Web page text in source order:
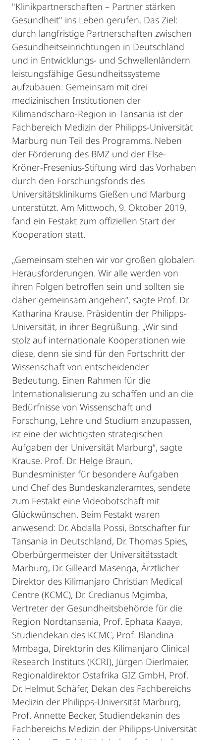
"Klinikpartnerschaften – Partner stärken
Gesundheit" ins Leben gerufen. Das Ziel:
durch langfristige Partnerschaften zwischen
Gesundheitseinrichtungen in Deutschland
und in Entwicklungs- und Schwellenländern
leistungsfähige Gesundheitssysteme
aufzubauen. Gemeinsam mit drei
medizinischen Institutionen der
Kilimandscharo-Region in Tansania ist der
Fachbereich Medizin der Philipps-Universität
Marburg nun Teil des Programms. Neben
der Förderung des BMZ und der Else-
Kröner-Fresenius-Stiftung wird das Vorhaben
durch den Forschungsfonds des
Universitätsklinikums Gießen und Marburg
unterstützt. Am Mittwoch, 9. Oktober 2019,
fand ein Festakt zum offiziellen Start der
Kooperation statt.
„Gemeinsam stehen wir vor großen globalen
Herausforderungen. Wir alle werden von
ihren Folgen betroffen sein und sollten sie
daher gemeinsam angehen“, sagte Prof. Dr.
Katharina Krause, Präsidentin der Philipps-
Universität, in ihrer Begrüßung. „Wir sind
stolz auf internationale Kooperationen wie
diese, denn sie sind für den Fortschritt der
Wissenschaft von entscheidender
Bedeutung. Einen Rahmen für die
Internationalisierung zu schaffen und an die
Bedürfnisse von Wissenschaft und
Forschung, Lehre und Studium anzupassen,
ist eine der wichtigsten strategischen
Aufgaben der Universität Marburg“, sagte
Krause. Prof. Dr. Helge Braun,
Bundesminister für besondere Aufgaben
und Chef des Bundeskanzleramtes, sendete
zum Festakt eine Videobotschaft mit
Glückwünschen. Beim Festakt waren
anwesend: Dr. Abdalla Possi, Botschafter für
Tansania in Deutschland, Dr. Thomas Spies,
Oberbürgermeister der Universitätsstadt
Marburg, Dr. Gilleard Masenga, Ärztlicher
Direktor des Kilimanjaro Christian Medical
Centre (KCMC), Dr. Credianus Mgimba,
Vertreter der Gesundheitsbehörde für die
Region Nordtansania, Prof. Ephata Kaaya,
Studiendekan des KCMC, Prof. Blandina
Mmbaga, Direktorin des Kilimanjaro Clinical
Research Instituts (KCRI), Jürgen Dierlmaier,
Regionaldirektor Ostafrika GIZ GmbH, Prof.
Dr. Helmut Schäfer, Dekan des Fachbereichs
Medizin der Philipps-Universität Marburg,
Prof. Annette Becker, Studiendekanin des
Fachbereichs Medizin der Philipps-Universität